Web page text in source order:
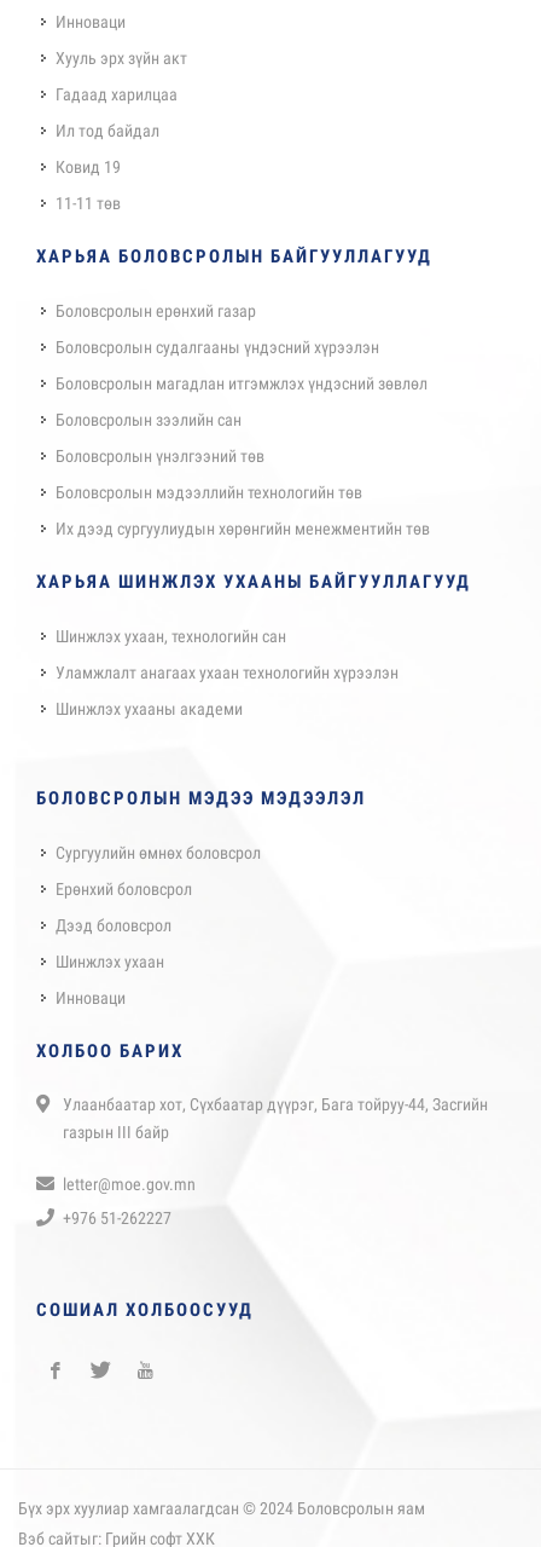
Инноваци
Хууль эрх зүйн акт
Гадаад харилцаа
Ил тод байдал
Ковид 19
11-11 төв
ХАРЬЯА БОЛОВСРОЛЫН БАЙГУУЛЛАГУУД
Боловсролын ерөнхий газар
Боловсролын судалгааны үндэсний хүрээлэн
Боловсролын магадлан итгэмжлэх үндэсний зөвлөл
Боловсролын зээлийн сан
Боловсролын үнэлгээний төв
Боловсролын мэдээллийн технологийн төв
Их дээд сургуулиудын хөрөнгийн менежментийн төв
ХАРЬЯА ШИНЖЛЭХ УХААНЫ БАЙГУУЛЛАГУУД
Шинжлэх ухаан, технологийн сан
Уламжлалт анагаах ухаан технологийн хүрээлэн
Шинжлэх ухааны академи
БОЛОВСРОЛЫН МЭДЭЭ МЭДЭЭЛЭЛ
Сургуулийн өмнөх боловсрол
Ерөнхий боловсрол
Дээд боловсрол
Шинжлэх ухаан
Инноваци
ХОЛБОО БАРИХ
Улаанбаатар хот, Сүхбаатар дүүрэг, Бага тойруу-44, Засгийн
газрын III байр
letter@moe.gov.mn
+976 51-262227
СОШИАЛ ХОЛБООСУУД
Бүх эрх хуулиар хамгаалагдсан © 2024 Боловсролын яам
Вэб сайтыг: Грийн софт ХХК